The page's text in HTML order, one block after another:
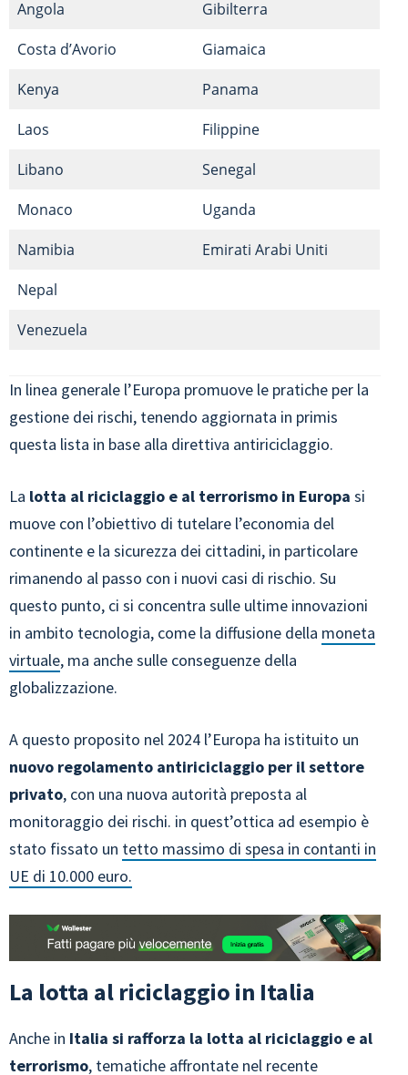
Angola
Gibilterra
Costa d’Avorio
Giamaica
Kenya
Panama
Laos
Filippine
Libano
Senegal
Monaco
Uganda
Namibia
Emirati Arabi Uniti
Nepal
Venezuela
In linea generale l’Europa promuove le pratiche per la
gestione dei rischi, tenendo aggiornata in primis
questa lista in base alla direttiva antiriciclaggio.
La lotta al riciclaggio e al terrorismo in Europa si
muove con l’obiettivo di tutelare l’economia del
continente e la sicurezza dei cittadini, in particolare
rimanendo al passo con i nuovi casi di rischio. Su
questo punto, ci si concentra sulle ultime innovazioni
in ambito tecnologia, come la diffusione della moneta
virtuale, ma anche sulle conseguenze della
globalizzazione.
A questo proposito nel 2024 l’Europa ha istituito un
nuovo regolamento antiriciclaggio per il settore
privato, con una nuova autorità preposta al
monitoraggio dei rischi. in quest’ottica ad esempio è
stato fissato un tetto massimo di spesa in contanti in
UE di 10.000 euro.
La lotta al riciclaggio in Italia
Anche in Italia si rafforza la lotta al riciclaggio e al
terrorismo, tematiche affrontate nel recente